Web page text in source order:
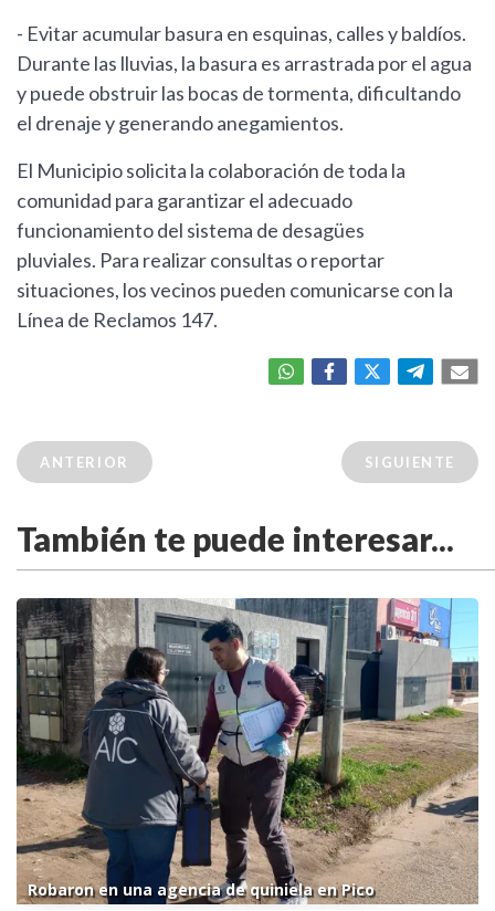
- Evitar acumular basura en esquinas, calles y baldíos.
Durante las lluvias, la basura es arrastrada por el agua
y puede obstruir las bocas de tormenta, dificultando
el drenaje y generando anegamientos.
El Municipio solicita la colaboración de toda la
comunidad para garantizar el adecuado
funcionamiento del sistema de desagües
pluviales. Para realizar consultas o reportar
situaciones, los vecinos pueden comunicarse con la
Línea de Reclamos 147.
ANTERIOR SIGUIENTE
También te puede interesar...
Robaron en una agencia de quiniela en Pico